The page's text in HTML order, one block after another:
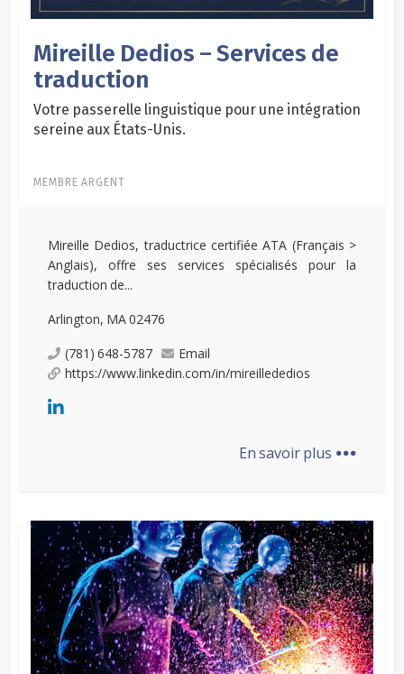
Mireille Dedios – Services de
traduction
Votre passerelle linguistique pour une intégration
sereine aux États-Unis.
MEMBRE ARGENT
Mireille Dedios, traductrice certifiée ATA (Français >
Anglais), offre ses services spécialisés pour la
traduction de...
Arlington, MA 02476
(781) 648-5787
Email
https://www.linkedin.com/in/mireillededios
En savoir plus ...